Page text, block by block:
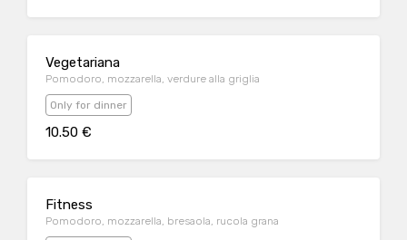
Vegetariana
Pomodoro, mozzarella, verdure alla griglia
Only for dinner
10.50 €
Fitness
Pomodoro, mozzarella, bresaola, rucola grana